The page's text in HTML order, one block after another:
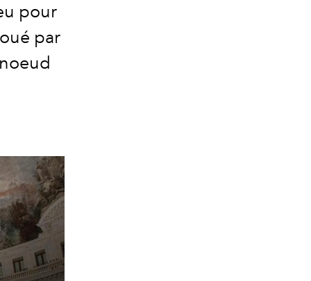
pour
par